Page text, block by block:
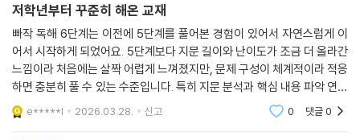
저학년부터 꾸준히 해온 교재
빠작 독해 6단계는 이전에 5단계를 풀어본 경험이 있어서 자연스럽게 이
어서 시작하게 되었어요. 5단계보다 지문 길이와 난이도가 조금 더 올라간
느낌이라 처음에는 살짝 어렵게 느껴졌지만, 문제 구성이 체계적이라 적응
하면 충분히 풀 수 있는 수준입니다. 특히 지문 분석과 핵심 내용 파악 연습
에 도움이 많이 되고, 반복해서 풀다 보니 독해 속도와 정확도가 함께 좋아
지는 게 느껴
e*****l 2026.03.28. 신고 0 댓글0